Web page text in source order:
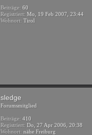
Beiträge: 60
Registriert: Mo, 19 Feb 2007, 23:44
Wohnort: Tirol
sledge
Forumsmitglied
Beiträge: 410
Registriert: Do, 27 Apr 2006, 20:38
Wohnort: nähe Freiburg